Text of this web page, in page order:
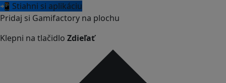
📲 Stiahni si aplikáciu
Pridaj si Gamifactory na plochu
Klepni na tlačidlo Zdieľať